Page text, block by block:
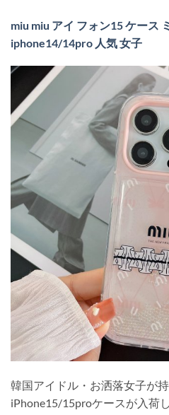
miu miu アイ フォン15 ケース
iphone14/14pro 人気 女子
韓国アイドル・お洒落女子が
iPhone15/15proケースが入荷